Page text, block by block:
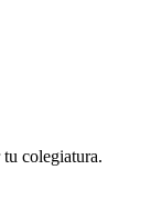
colegiatura.